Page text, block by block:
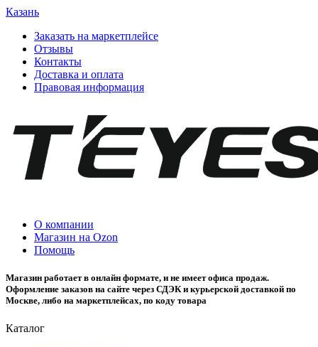
Казань
Заказать на маркетплейсе
Отзывы
Контакты
Доставка и оплата
Правовая информация
О компании
Магазин на Ozon
Помощь
Магазин работает в онлайн формате, и не имеет офиса продаж.
Оформление заказов на сайте через СДЭК и курьерской доставкой по
Москве, либо на маркетплейсах, по коду товара
Каталог